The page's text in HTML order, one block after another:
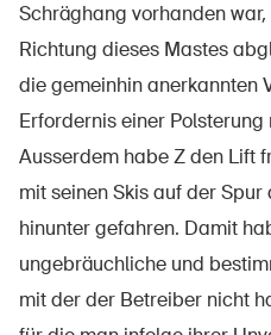
Schräghang vorhanden
Richtung dieses Mastes
die gemeinhin anerkannten
Erfordernis einer
Ausserdem habe Z den Lift
mit seinen Skis auf der
hinunter gefahren. Damit
ungebräuchliche und
mit der der Betreiber nicht